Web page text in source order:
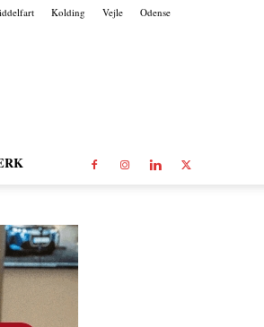
Kolding Vejle Odense